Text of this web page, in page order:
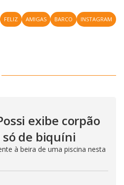
FELIZ AMIGAS BARCO
INSTAGRAM
exibe corpão
de biquíni
à beira de uma piscina nesta